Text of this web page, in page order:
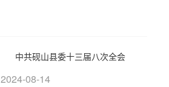
中共砚山县委十三届八次全会
2024-08-14